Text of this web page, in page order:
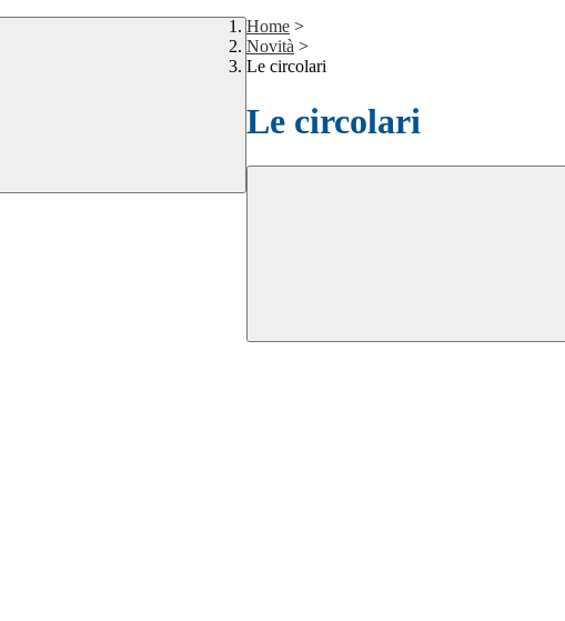
Home >
Novità >
Le circolari
Le circolari